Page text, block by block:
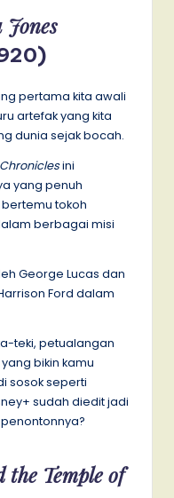
Jones
pertama kita awali
artefak yang kita
dunia sejak bocah.
ini
yang penuh
tokoh
berbagai misi
George Lucas dan
Ford dalam
teki, petualangan
bikin kamu
sosok seperti
sudah diedit jadi
Temple of